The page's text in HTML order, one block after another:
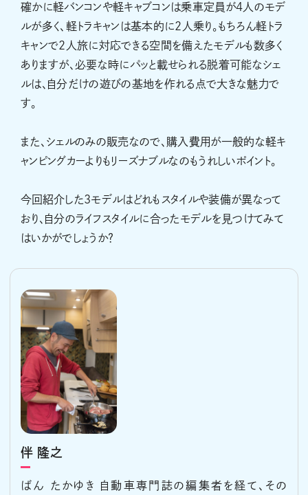
確かに軽バンコンや軽キャブコンは乗車定員が4人のモデ
ルが多く、軽トラキャンは基本的に2人乗り。もちろん軽トラ
キャンで2人旅に対応できる空間を備えたモデルも数多く
ありますが、必要な時にパッと載せられる脱着可能なシェ
ルは、自分だけの遊びの基地を作れる点で大きな魅力で
す。
また、シェルのみの販売なので、購入費用が一般的な軽キ
ャンピングカーよりもリーズナブルなのもうれしいポイント。
今回紹介した3モデルはどれもスタイルや装備が異なって
おり、自分のライフスタイルに合ったモデルを見つけてみて
はいかがでしょうか？
伴 隆之
ばん たかゆき 自動車専門誌の編集者を経て、その